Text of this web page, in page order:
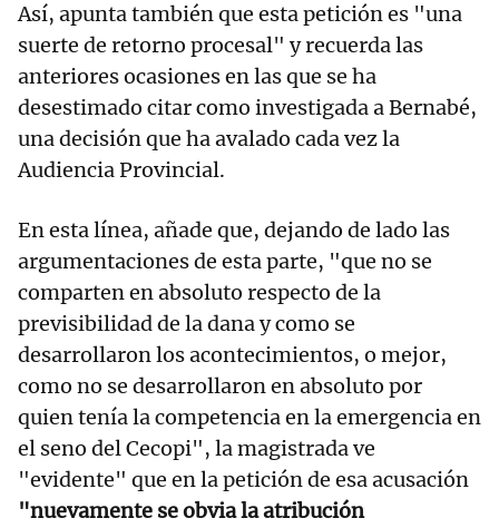
Así, apunta también que esta petición es "una
suerte de retorno procesal" y recuerda las
anteriores ocasiones en las que se ha
desestimado citar como investigada a Bernabé,
una decisión que ha avalado cada vez la
Audiencia Provincial.
En esta línea, añade que, dejando de lado las
argumentaciones de esta parte, "que no se
comparten en absoluto respecto de la
previsibilidad de la dana y como se
desarrollaron los acontecimientos, o mejor,
como no se desarrollaron en absoluto por
quien tenía la competencia en la emergencia en
el seno del Cecopi", la magistrada ve
"evidente" que en la petición de esa acusación
"nuevamente se obvia la atribución